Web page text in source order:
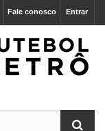
Entrar
Fale conosco